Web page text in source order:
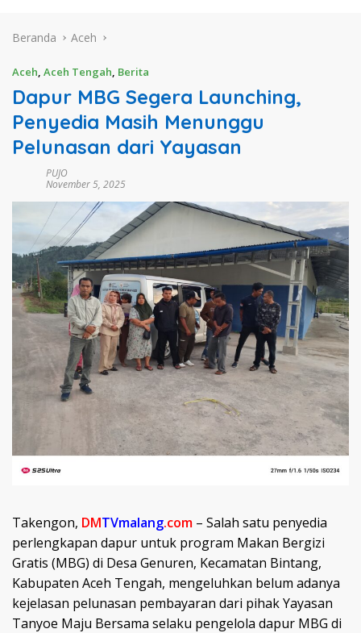
Beranda Aceh
Aceh, Aceh Tengah, Berita
Dapur MBG Segera Launching,
Penyedia Masih Menunggu
Pelunasan dari Yayasan
PUJO
November 5, 2025
Takengon, DMTVmalang.com – Salah satu penyedia
perlengkapan dapur untuk program Makan Bergizi
Gratis (MBG) di Desa Genuren, Kecamatan Bintang,
Kabupaten Aceh Tengah, mengeluhkan belum adanya
kejelasan pelunasan pembayaran dari pihak Yayasan
Tanyoe Maju Bersama selaku pengelola dapur MBG di